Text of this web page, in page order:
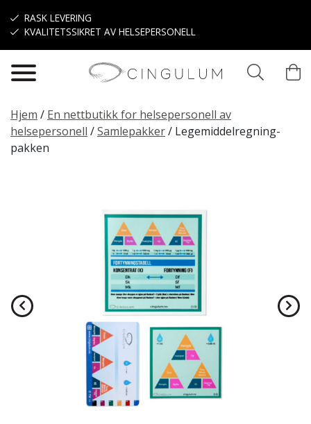
RASK LEVERING
KVALITETSSIKRET AV HELSEPERSONELL
Hjem / En nettbutikk for helsepersonell av
helsepersonell /Samlepakker/ Legemiddelregning-
pakken